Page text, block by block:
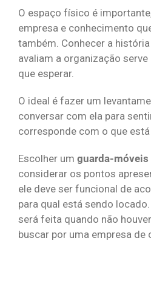
O espaço físico é
empresa e conhecimento
também. Conhecer a
avaliam a organização
que esperar.
O ideal é fazer um
conversar com ela para
corresponde com o que
Escolher um guarda-móveis
considerar os pontos
ele deve ser funcional de
para qual está sendo
será feita quando não
buscar por uma empresa de